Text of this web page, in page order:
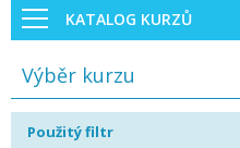
KATALOG KURZŮ
Výběr kurzu
Použitý filtr